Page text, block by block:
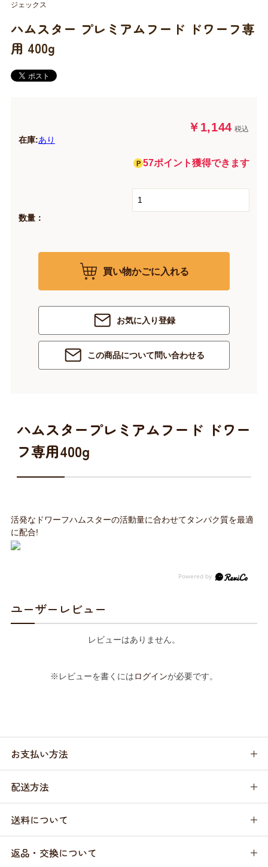
ハムスター プレミアムフード ドワーフ専
用 400g
￥1,144 税込
在庫:あり
57ポイント獲得できます
数量：
買い物かごに入れる
お気に入り登録
この商品について問い合わせる
ジェックス
ハムスタープレミアムフード ドワー
フ専用400g
活発なドワーフハムスターの活動量に合わせてタンパク質を最適
に配合!
ユーザーレビュー
レビューはありません。
※レビューを書くにはログインが必要です。
お支払い方法
配送方法
送料について
返品・交換について